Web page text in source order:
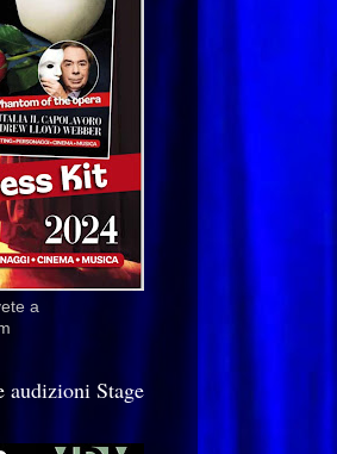
a
audizioni Stage